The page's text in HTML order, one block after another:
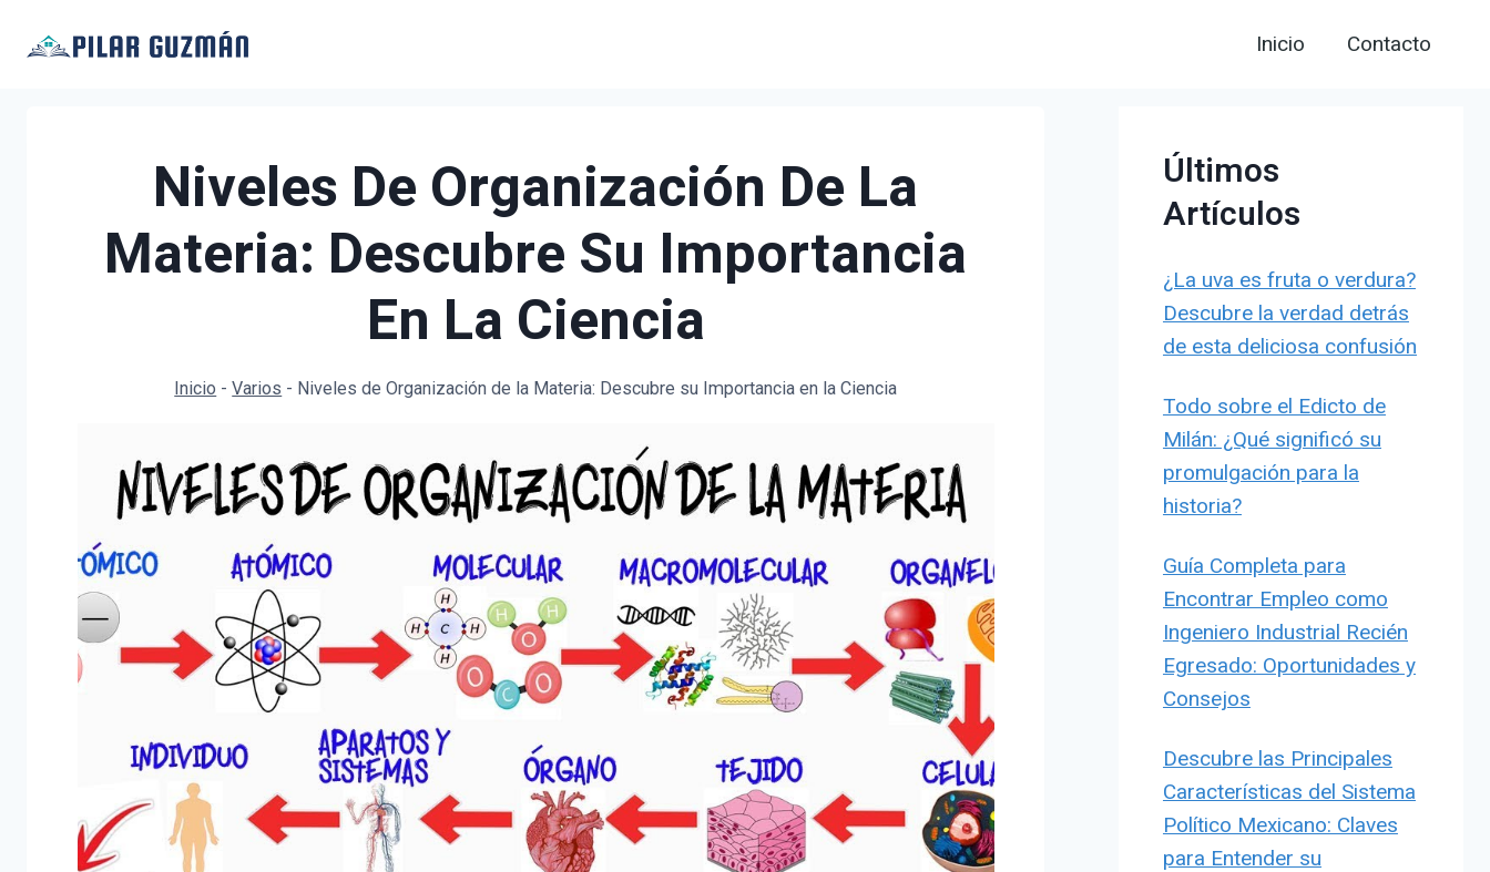
Inicio Contacto
Niveles De Organización De La
Materia: Descubre Su Importancia
En La Ciencia
Inicio -Varios - Niveles de Organización de la Materia: Descubre su Importancia en la Ciencia
Últimos
Artículos
¿La uva es fruta o verdura?
Descubre la verdad detrás
de esta deliciosa confusión
Todo sobre el Edicto de
Milán: ¿Qué significó su
promulgación para la
historia?
Guía Completa para
Encontrar Empleo como
Ingeniero Industrial Recién
Egresado: Oportunidades y
Consejos
Descubre las Principales
Características del Sistema
Político Mexicano: Claves
para Entender su